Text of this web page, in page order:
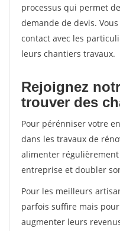
processus qui permet
demande de devis.
contact avec les
leurs chantiers travaux.
Rejoignez
trouver des
Pour pérénniser votre
dans les travaux de
alimenter
entreprise et doubler
Pour les meilleurs
parfois suffire mais
augmenter leurs